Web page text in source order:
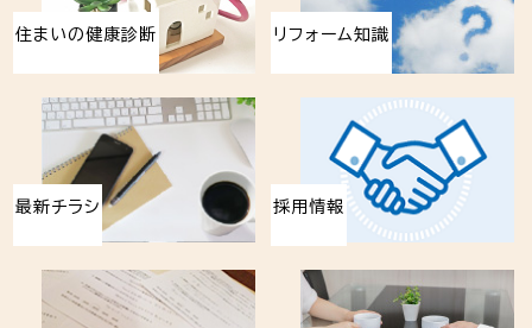
住まいの健康診断 リフォーム知識
最新チラシ 採用情報